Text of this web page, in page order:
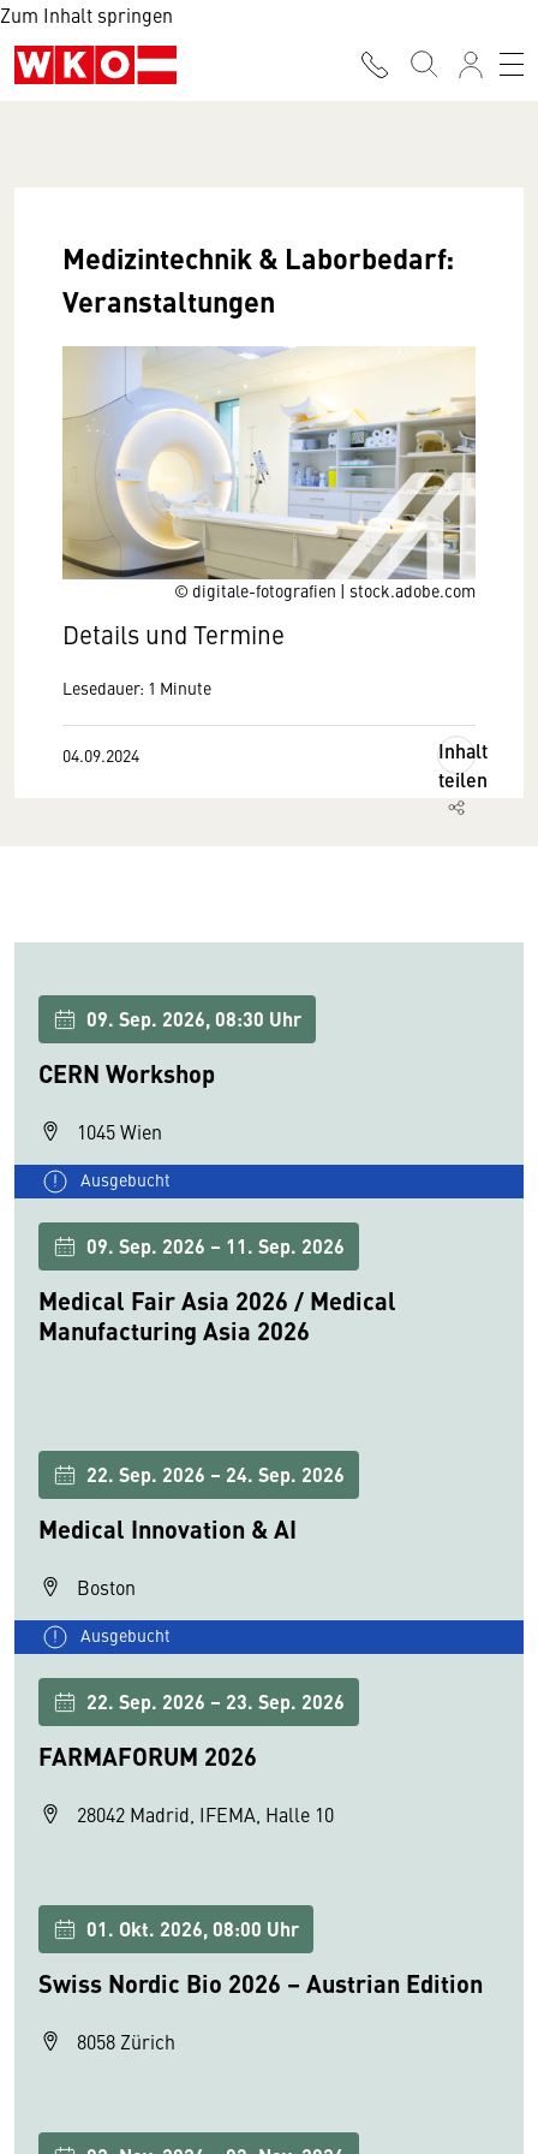
Zum Inhalt springen
© digitale-fotografien | stock.adobe.com
Medizintechnik & Laborbedarf:
Veranstaltungen
Details und Termine
Lesedauer: 1 Minute
04.09.2024
Inhalt
teilen
09. Sep. 2026, 08:30 Uhr
CERN Workshop
1045 Wien
Ausgebucht
09. Sep. 2026 – 11. Sep. 2026
Medical Fair Asia 2026 / Medical
Manufacturing Asia 2026
22. Sep. 2026 – 24. Sep. 2026
Medical Innovation & AI
Boston
Ausgebucht
22. Sep. 2026 – 23. Sep. 2026
FARMAFORUM 2026
28042 Madrid, IFEMA, Halle 10
01. Okt. 2026, 08:00 Uhr
Swiss Nordic Bio 2026 – Austrian Edition
8058 Zürich